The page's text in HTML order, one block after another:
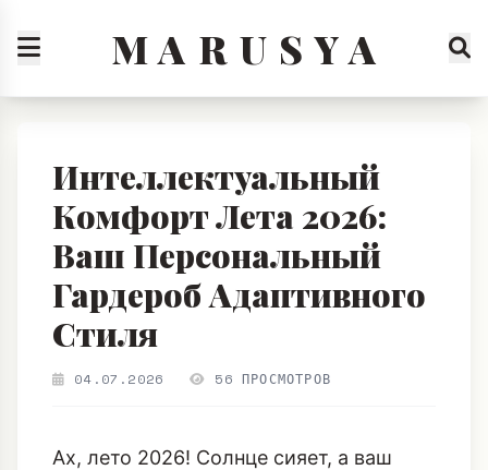
M A R U S Y A
Интеллектуальный
Комфорт Лета 2026:
Ваш Персональный
Гардероб Адаптивного
Стиля
04.07.2026 56 ПРОСМОТРОВ
Ах, лето 2026! Солнце сияет, а ваш